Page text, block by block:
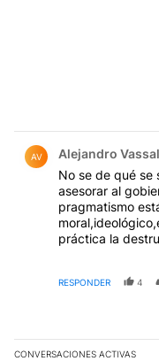
AV Alejandro
No se de qué se
asesorar al
pragmatismo
práctica la
formas
personaje
RESPONDER 4
CONVERSACIONES ACTIVAS